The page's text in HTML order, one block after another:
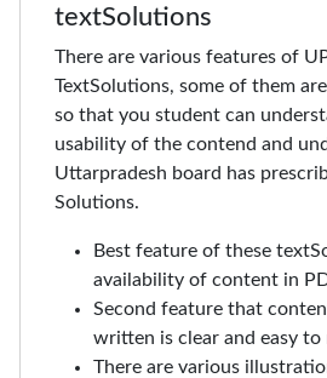
textSolutions
There are various features of
TextSolutions, some of them
so that you student can
usability of the contend and
Uttarpradesh board has
Solutions.
Best feature of these
availability of content in
Second feature that
written is clear and easy to
There are various